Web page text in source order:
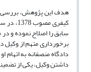
برخورداری متهم از
دادگاه منصفانه به
داشتن وکیل، یکی از